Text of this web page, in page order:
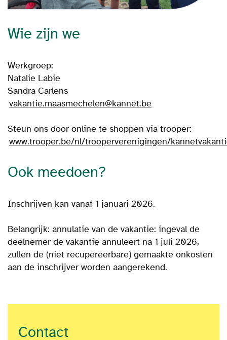
Wie zijn we
Werkgroep:
Natalie Labie
Sandra Carlens
vakantie.maasmechelen@kannet.be
Steun ons door online te shoppen via trooper:
www.trooper.be/nl/trooperverenigingen/
Ook meedoen?
Inschrijven kan vanaf 1 januari 2026.
Belangrijk: annulatie van de vakantie: ingeval de
deelnemer de vakantie annuleert na 1 juli 2026,
zullen de (niet recupereerbare) gemaakte onkosten
aan de inschrijver worden aangerekend.
Contact